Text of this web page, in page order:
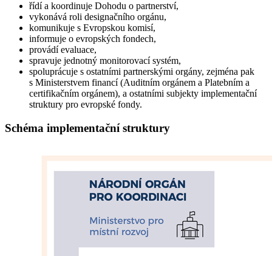
řídí a koordinuje Dohodu o partnerství,
vykonává roli designačního orgánu,
komunikuje s Evropskou komisí,
informuje o evropských fondech,
provádí evaluace,
spravuje jednotný monitorovací systém,
spoluprácuje s ostatními partnerskými orgány, zejména pak
s Ministerstvem financí (Auditním orgánem a Platebním a
certifikačním orgánem), a ostatními subjekty implementační
struktury pro evropské fondy.
Schéma implementační struktury